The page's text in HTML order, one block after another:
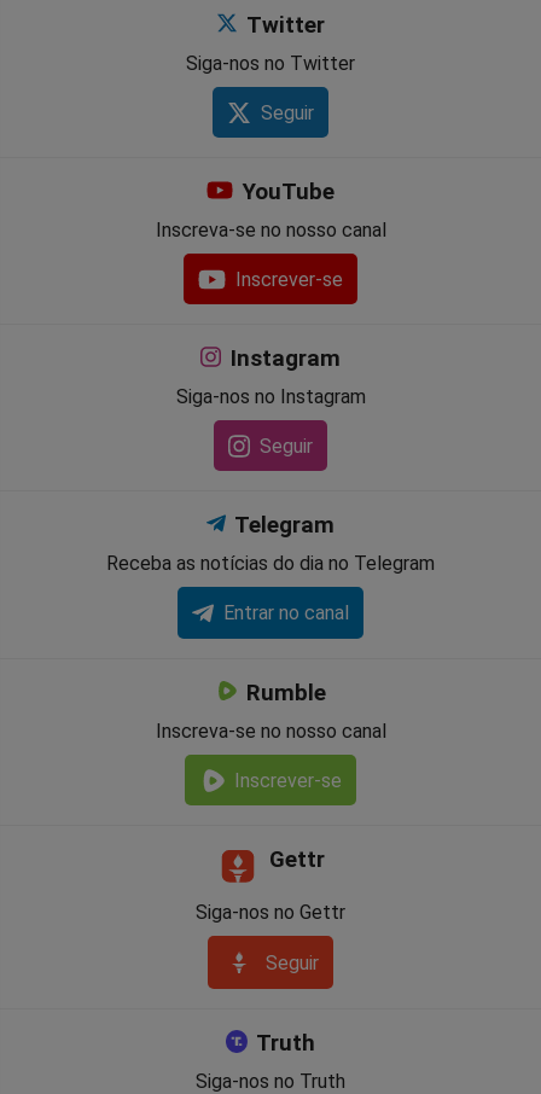
Twitter
Siga-nos no Twitter
Seguir
YouTube
Inscreva-se no nosso canal
Inscrever-se
Instagram
Siga-nos no Instagram
Seguir
Telegram
Receba as notícias do dia no Telegram
Entrar no canal
Rumble
Inscreva-se no nosso canal
Inscrever-se
Gettr
Siga-nos no Gettr
Seguir
Truth
Siga-nos no Truth